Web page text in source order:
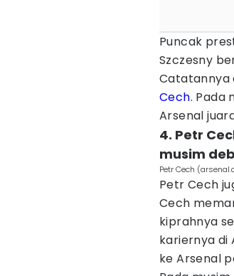
Puncak
Szczesny
Catatannya
Cech. Pada
Arsenal
4. Petr
musim
Petr Cech
Petr Cech
Cech
kiprahnya
kariernya di
ke Arsenal